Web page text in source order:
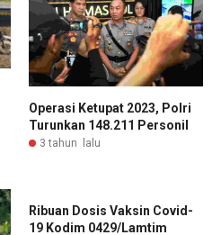
Operasi Ketupat 2023, Polri
Turunkan 148.211 Personil
3 tahun lalu
Ribuan Dosis Vaksin Covid-
19 Kodim 0429/Lamtim